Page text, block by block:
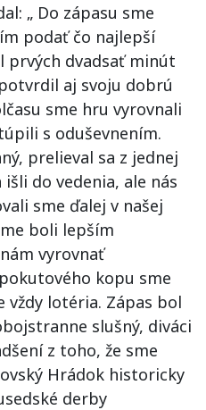
„ Do zápasu sme
podať čo najlepší
prvých dvadsať minút
aj svoju dobrú
sme hru vyrovnali
s oduševnením.
prelieval sa z jednej
do vedenia, ale nás
sme ďalej v našej
boli lepším
vyrovnať
kopu sme
vždy lotéria. Zápas bol
slušný, diváci
z toho, že sme
Hrádok historicky
derby